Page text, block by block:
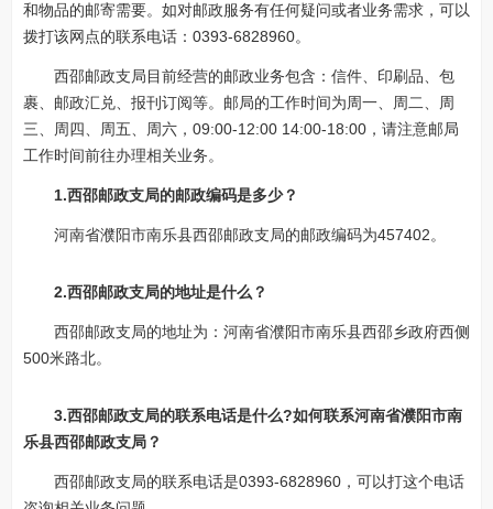
和物品的邮寄需要。如对邮政服务有任何疑问或者业务需求，可以
拨打该网点的联系电话：0393-6828960。
西邵邮政支局目前经营的邮政业务包含：信件、印刷品、包
裹、邮政汇兑、报刊订阅等。邮局的工作时间为周一、周二、周
三、周四、周五、周六，09:00-12:00 14:00-18:00，请注意邮局
工作时间前往办理相关业务。
1.西邵邮政支局的邮政编码是多少？
河南省濮阳市南乐县西邵邮政支局的邮政编码为457402。
2.西邵邮政支局的地址是什么？
西邵邮政支局的地址为：河南省濮阳市南乐县西邵乡政府西侧
500米路北。
3.西邵邮政支局的联系电话是什么?如何联系河南省濮阳市南
乐县西邵邮政支局？
西邵邮政支局的联系电话是0393-6828960，可以打这个电话